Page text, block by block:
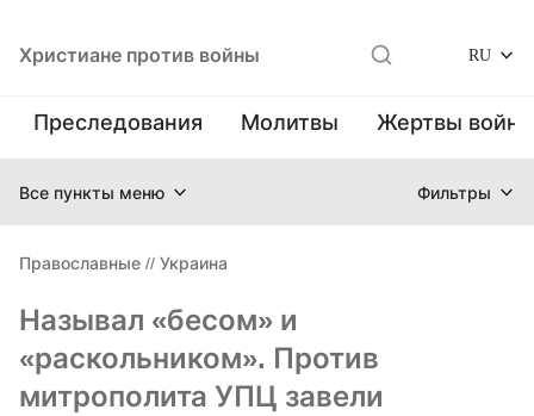
Христиане против войны RU
Преследования Молитвы Жертвы
Все пункты меню Фильтры
Православные // Украина
Называл «бесом» и
«раскольником». Против
митрополита УПЦ завели